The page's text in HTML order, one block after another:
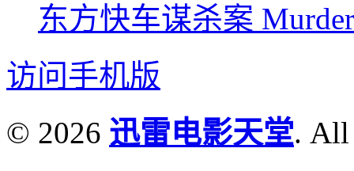
东方快车谋杀案
访问手机版
© 2026 迅雷电影天堂. All